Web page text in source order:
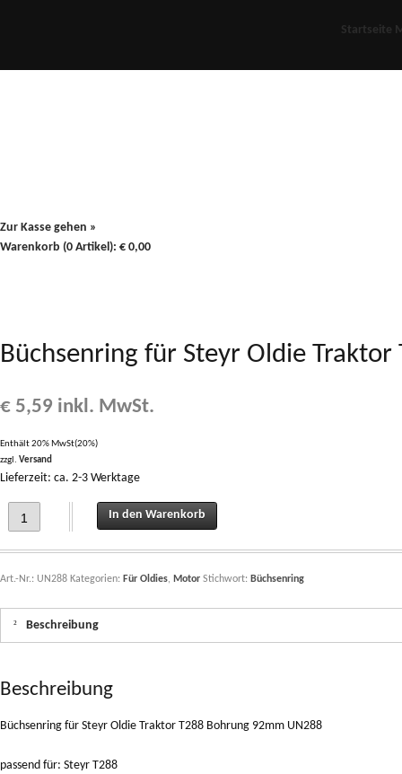
Startseite
Zur Kasse gehen »
Warenkorb (0 Artikel): € 0,00
Büchsenring für Steyr Oldie
€ 5,59 inkl. MwSt.
Enthält 20% MwSt(20%)
zzgl. Versand
Lieferzeit: ca. 2-3 Werktage
Büchsenring für Steyr Oldie Traktor T288 Bohrung 92mm UN288 quantity
In den Warenkorb
Art.-Nr.: UN288 Kategorien: Für Oldies, Motor Stichwort: Büchsenring
Beschreibung
Beschreibung
Büchsenring für Steyr Oldie Traktor T288 Bohrung 92mm UN288
passend für: Steyr T288